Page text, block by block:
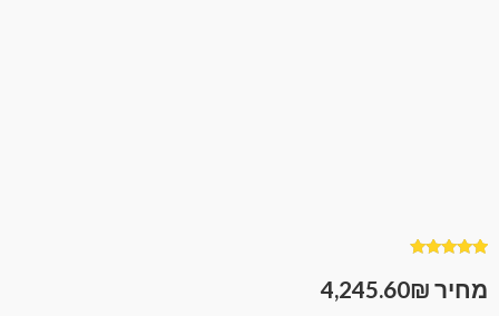
מתוך 5
מבוסס על
4,245.60₪